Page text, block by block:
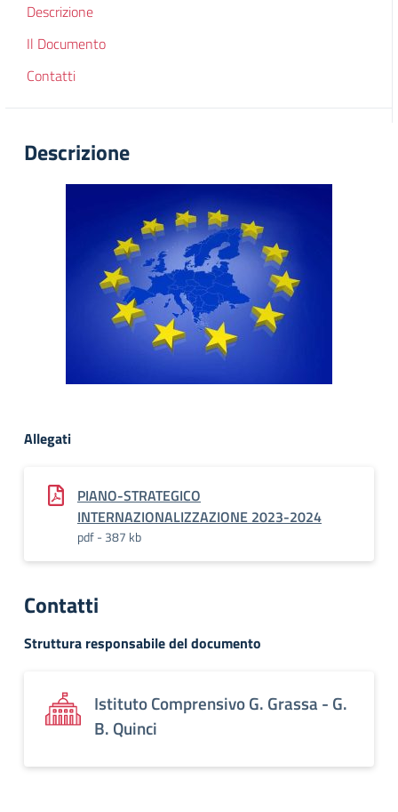
Descrizione
Il Documento
Contatti
Descrizione
Allegati
PIANO-STRATEGICO
INTERNAZIONALIZZAZIONE 2023-2024
pdf - 387 kb
Contatti
Struttura responsabile del documento
Istituto Comprensivo G. Grassa - G.
B. Quinci